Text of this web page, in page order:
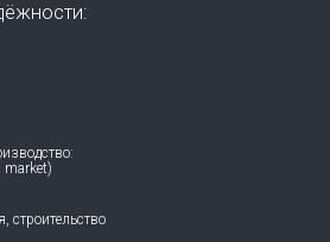
строительство